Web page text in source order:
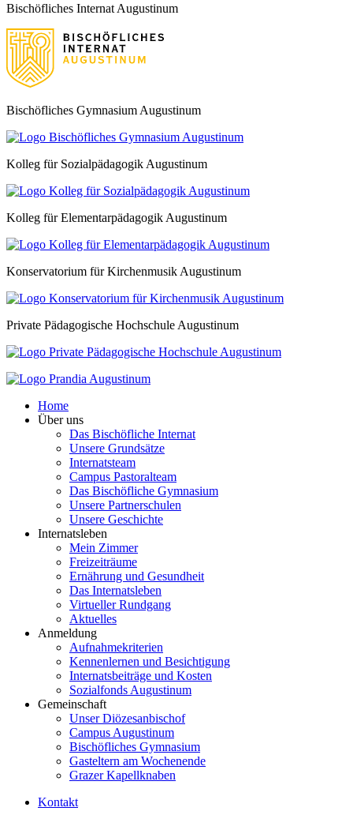
Bischöfliches Internat Augustinum
Bischöfliches Gymnasium Augustinum
Kolleg für Sozialpädagogik Augustinum
Kolleg für Elementarpädagogik Augustinum
Konservatorium für Kirchenmusik Augustinum
Private Pädagogische Hochschule Augustinum
Home
Über uns
Das Bischöfliche Internat
Unsere Grundsätze
Internatsteam
Campus Pastoralteam
Das Bischöfliche Gymnasium
Unsere Partnerschulen
Unsere Geschichte
Internatsleben
Mein Zimmer
Freizeiträume
Ernährung und Gesundheit
Das Internatsleben
Virtueller Rundgang
Aktuelles
Anmeldung
Aufnahmekriterien
Kennenlernen und Besichtigung
Internatsbeiträge und Kosten
Sozialfonds Augustinum
Gemeinschaft
Unser Diözesanbischof
Campus Augustinum
Bischöfliches Gymnasium
Gasteltern am Wochenende
Grazer Kapellknaben
Kontakt